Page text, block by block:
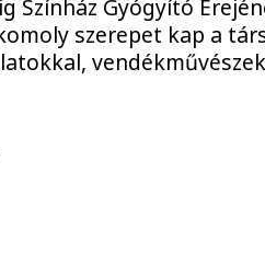
Színház Gyógyító
szerepet kap a